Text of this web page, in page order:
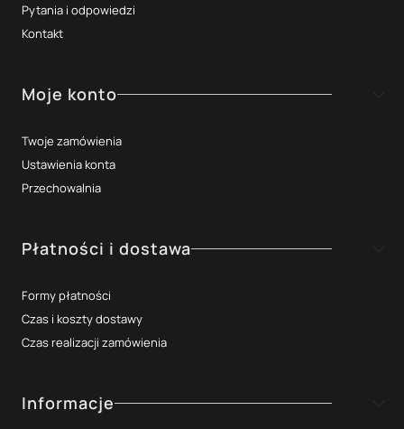
Pytania i odpowiedzi
Kontakt
Moje konto
Twoje zamówienia
Ustawienia konta
Przechowalnia
Płatności i dostawa
Formy płatności
Czas i koszty dostawy
Czas realizacji zamówienia
Informacje